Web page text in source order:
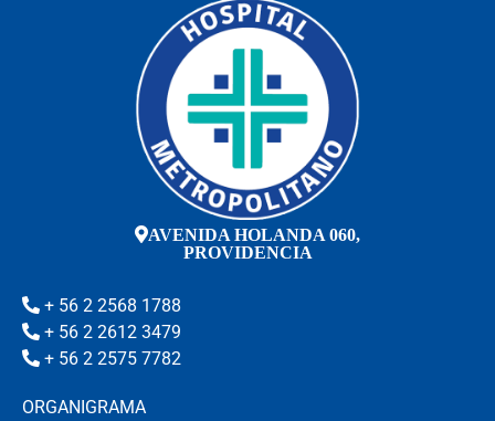
AVENIDA HOLANDA 060,
PROVIDENCIA
+ 56 2 2568 1788
+ 56 2 2612 3479
+ 56 2 2575 7782
ORGANIGRAMA